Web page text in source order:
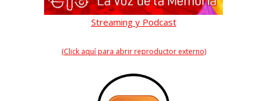
Streaming y Podcast
(Click aquí para abrir reproductor externo)